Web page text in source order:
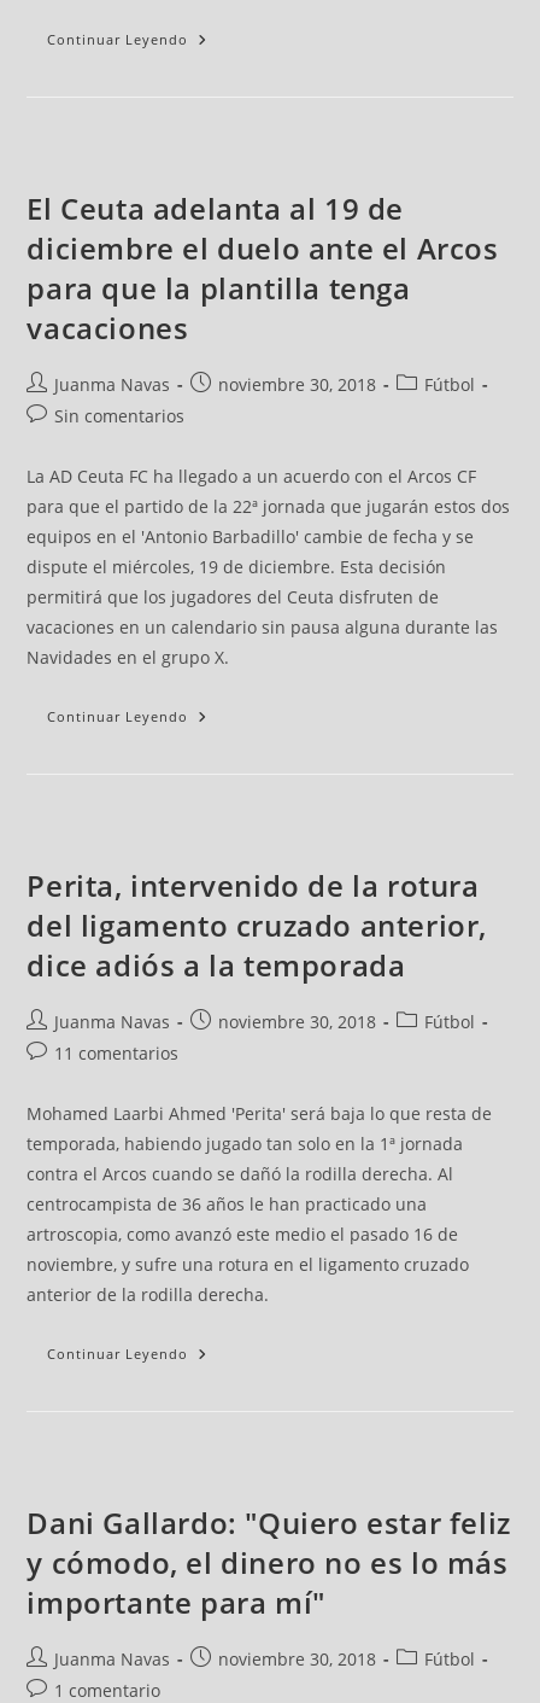
Continuar Leyendo
El Ceuta adelanta al 19 de
diciembre el duelo ante el Arcos
para que la plantilla tenga
vacaciones
Juanma Navas noviembre 30, 2018
Fútbol
Sin comentarios
La AD Ceuta FC ha llegado a un acuerdo con el Arcos CF
para que el partido de la 22ª jornada que jugarán estos dos
equipos en el 'Antonio Barbadillo' cambie de fecha y se
dispute el miércoles, 19 de diciembre. Esta decisión
permitirá que los jugadores del Ceuta disfruten de
vacaciones en un calendario sin pausa alguna durante las
Navidades en el grupo X.
Continuar Leyendo
Perita, intervenido de la rotura
del ligamento cruzado anterior,
dice adiós a la temporada
Juanma Navas noviembre 30, 2018
Fútbol
11 comentarios
Mohamed Laarbi Ahmed 'Perita' será baja lo que resta de
temporada, habiendo jugado tan solo en la 1ª jornada
contra el Arcos cuando se dañó la rodilla derecha. Al
centrocampista de 36 años le han practicado una
artroscopia, como avanzó este medio el pasado 16 de
noviembre, y sufre una rotura en el ligamento cruzado
anterior de la rodilla derecha.
Continuar Leyendo
Dani Gallardo: "Quiero estar feliz
y cómodo, el dinero no es lo más
importante para mí"
Juanma Navas noviembre 30, 2018
Fútbol
1 comentario